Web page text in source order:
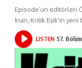
Episode’un editörleri
İnan, Kritik Eşik'in
LISTEN 57. Bölüm